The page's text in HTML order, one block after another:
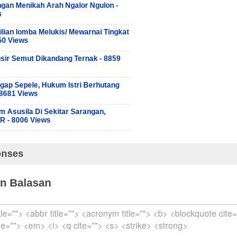
Menikah Arah Ngalor Ngulon -
lomba Melukis/ Mewarnai Tingkat
Views
Semut Dikandang Ternak - 8859
Sepele, Hukum Istri Berhutang
Views
Asusila Di Sekitar Sarangan,
- 8006 Views
Balasan